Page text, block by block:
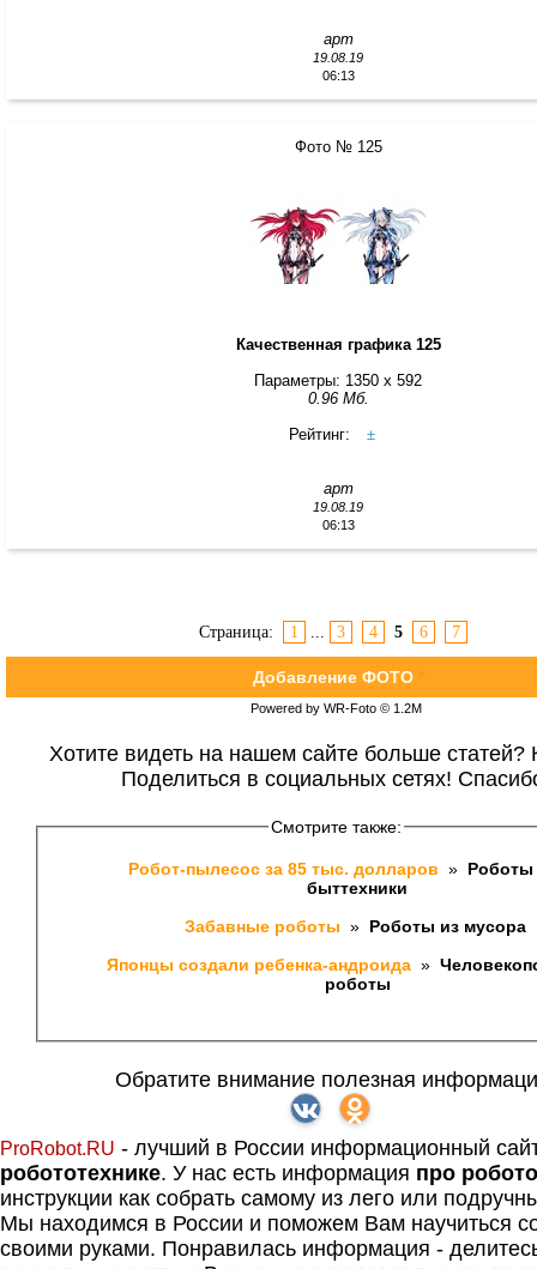
арт
19.08.19
06:13
Фото № 125
Качественная графика 125
Параметры: 1350 x 592
0.96 Мб.
Рейтинг:
±
арт
19.08.19
06:13
Страница: 1 3 4 5 6 7
Добавление ФОТО *
Powered by WR-Foto © 1.2М
Хотите видеть на нашем сайте больше статей?
Поделиться в социальных сетях!
Смотрите также:
Робот-пылесос за 85 тыс. долларов »
быттехники
Забавные роботы » Роботы из мусора
Японцы создали ребенка-андроида »
роботы
Обратите внимание полезная
ProRobot.RU - лучший в России информационный
робототехнике. У нас есть информация про
инструкции как собрать самому из лего или
Мы находимся в России и поможем Вам научиться
своими руками. Понравилась информация -